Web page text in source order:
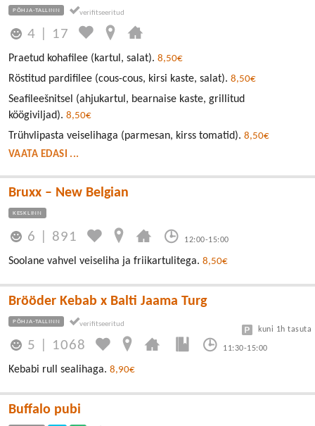
PÕHJA-TALLINN
4 17
Praetud kohafilee (kartul, salat). 8,50€
Röstitud pardifilee (cous-cous, kirsi kaste, salat). 8,50€
Seafileešnitsel (ahjukartul, bearnaise kaste, grillitud
köögiviljad). 8,50€
Trühvlipasta veiselihaga (parmesan, kirss tomatid). 8,50€
VAATA EDASI ...
Bruxx – New Belgian
KESKLINN
6 891 12:00-15:00
Soolane vahvel veiseliha ja friikartulitega. 8,50€
Brööder Kebab x Balti Jaama Turg
PÕHJA-TALLINN
5 1068 11:30-15:00
kuni 1h tasuta
Kebabi rull sealihaga. 8,90€
Buffalo pubi